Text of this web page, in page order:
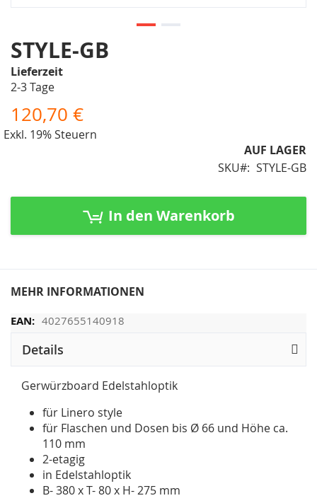
STYLE-GB
Lieferzeit
2-3 Tage
120,70 €
Exkl. 19% Steuern
AUF LAGER
SKU
STYLE-GB
In den Warenkorb
MEHR INFORMATIONEN
4027655140918
Zum
Anfang
der
Bildergalerie
springen
Details
Gerwürzboard Edelstahloptik
für Linero style
für Flaschen und Dosen bis Ø 66 und Höhe ca.
110 mm
2-etagig
in Edelstahloptik
B- 380 x T- 80 x H- 275 mm